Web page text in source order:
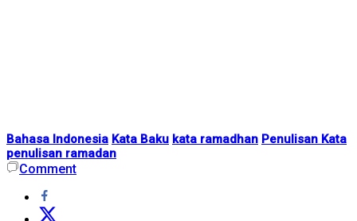
Bahasa Indonesia Kata Baku kata ramadhan Penulisan Kata
penulisan ramadan
Comment